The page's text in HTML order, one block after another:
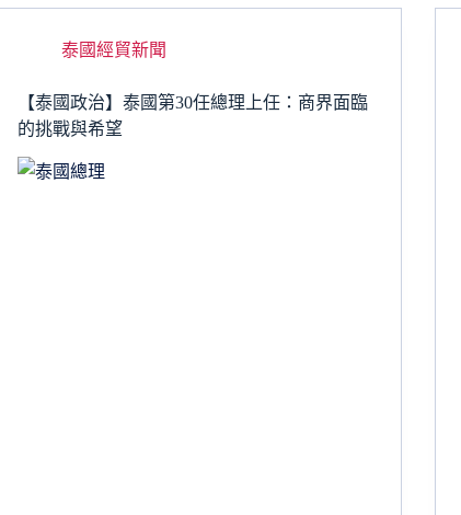
泰國經貿新聞
【泰國政治】泰國第30任總理上任：商界面臨
的挑戰與希望